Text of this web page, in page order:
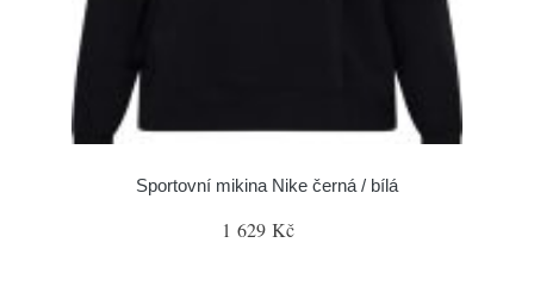
Sportovní mikina Nike černá / bílá
1 629 Kč